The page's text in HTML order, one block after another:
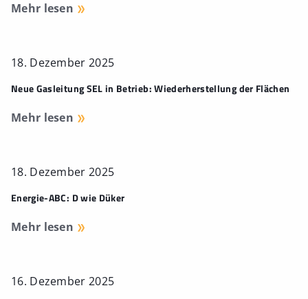
Mehr lesen
18. Dezember 2025
Neue Gasleitung SEL in Betrieb: Wiederherstellung der Flächen
Mehr lesen
18. Dezember 2025
Energie-ABC: D wie Düker
Mehr lesen
16. Dezember 2025